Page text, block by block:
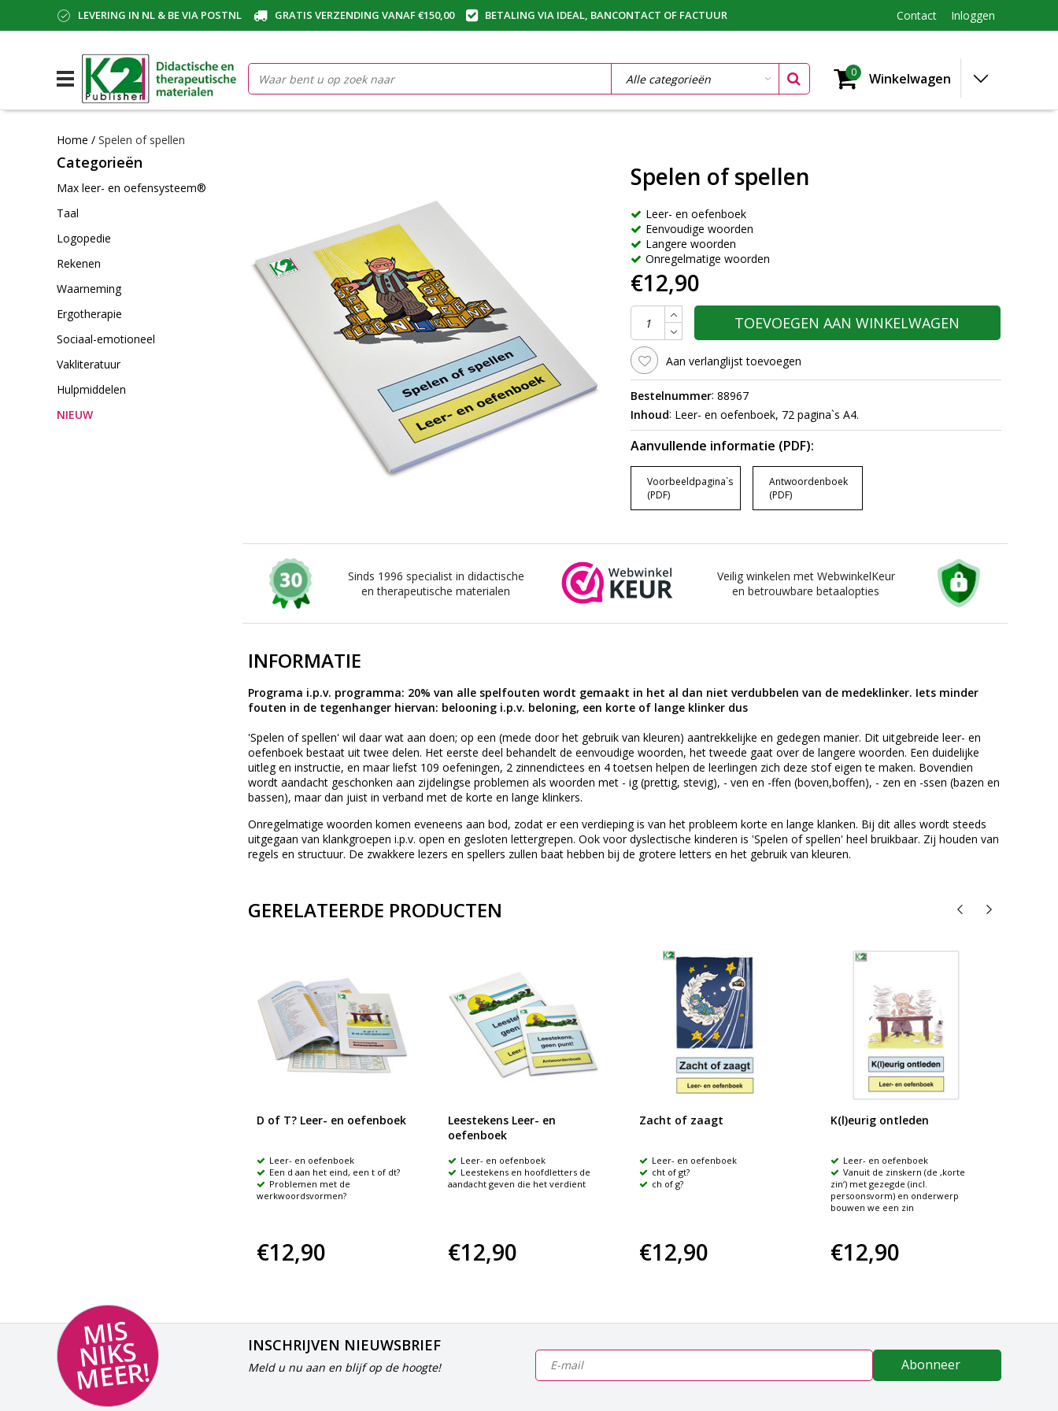
LEVERING IN NL & BE VIA POSTNL GRATIS VERZENDING VANAF €150,00 BETALING VIA IDEAL, BANCONTACT OF FACTUUR Contact Inloggen
0 Winkelwagen
Home / Spelen of spellen
Categorieën
Max leer- en oefensysteem®
Taal
Logopedie
Rekenen
Waarneming
Ergotherapie
Sociaal-emotioneel
Vakliteratuur
Hulpmiddelen
NIEUW
Spelen of spellen
Leer- en oefenboek
Eenvoudige woorden
Langere woorden
Onregelmatige woorden
€12,90
TOEVOEGEN AAN WINKELWAGEN
Aan verlanglijst toevoegen
Bestelnummer: 88967
Inhoud: Leer- en oefenboek, 72 pagina`s A4.
Aanvullende informatie (PDF):
Voorbeeldpagina`s
(PDF)
Antwoordenboek
(PDF)
Sinds 1996 specialist in didactische
en therapeutische materialen
Veilig winkelen met WebwinkelKeur
en betrouwbare betaalopties
INFORMATIE
Programa i.p.v. programma: 20% van alle spelfouten wordt gemaakt in het al dan niet verdubbelen van de medeklinker. Iets minder
fouten in de tegenhanger hiervan: belooning i.p.v. beloning, een korte of lange klinker dus
'Spelen of spellen' wil daar wat aan doen; op een (mede door het gebruik van kleuren) aantrekkelijke en gedegen manier. Dit uitgebreide leer- en
oefenboek bestaat uit twee delen. Het eerste deel behandelt de eenvoudige woorden, het tweede gaat over de langere woorden. Een duidelijke
uitleg en instructie, en maar liefst 109 oefeningen, 2 zinnendictees en 4 toetsen helpen de leerlingen zich deze stof eigen te maken. Bovendien
wordt aandacht geschonken aan zijdelingse problemen als woorden met - ig (prettig, stevig), - ven en -ffen (boven,boffen), - zen en -ssen (bazen en
bassen), maar dan juist in verband met de korte en lange klinkers.
Onregelmatige woorden komen eveneens aan bod, zodat er een verdieping is van het probleem korte en lange klanken. Bij dit alles wordt steeds
uitgegaan van klankgroepen i.p.v. open en gesloten lettergrepen. Ook voor dyslectische kinderen is 'Spelen of spellen' heel bruikbaar. Zij houden van
regels en structuur. De zwakkere lezers en spellers zullen baat hebben bij de grotere letters en het gebruik van kleuren.
GERELATEERDE PRODUCTEN
D of T? Leer- en oefenboek
Leer- en oefenboek
Een d aan het eind, een t of dt?
Problemen met de
werkwoordsvormen?
€12,90
Leestekens Leer- en
oefenboek
Leer- en oefenboek
Leestekens en hoofdletters de
aandacht geven die het verdient
€12,90
Zacht of zaagt
Leer- en oefenboek
cht of gt?
ch of g?
€12,90
K(l)eurig ontleden
Leer- en oefenboek
Vanuit de zinskern (de ‚korte
zin‘) met gezegde (incl.
persoonsvorm) en onderwerp
bouwen we een zin
€12,90
MI
S
NI
K
S
M
E
E
R!
INSCHRIJVEN NIEUWSBRIEF
Meld u nu aan en blijf op de hoogte! Abonneer